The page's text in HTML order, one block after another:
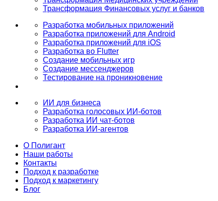
Трансформация Финансовых услуг и банков
Разработка мобильных приложений
Разработка приложений для Android
Разработка приложений для iOS
Разработка во Flutter
Создание мобильных игр
Создание мессенджеров
Тестирование на проникновение
ИИ для бизнеса
Разработка голосовых ИИ-ботов
Разработка ИИ чат-ботов
Разработка ИИ-агентов
О Полигант
Наши работы
Контакты
Подход к разработке
Подход к маркетингу
Блог